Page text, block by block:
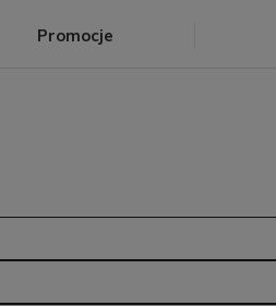
Promocje